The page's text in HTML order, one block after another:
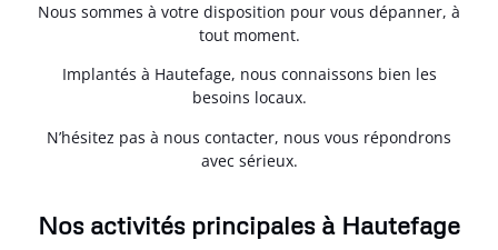
Nous sommes à votre disposition pour vous dépanner, à
tout moment.
Implantés à Hautefage, nous connaissons bien les
besoins locaux.
N’hésitez pas à nous contacter, nous vous répondrons
avec sérieux.
Nos activités principales à Hautefage